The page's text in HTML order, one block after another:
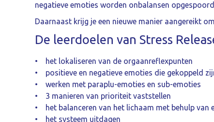
negatieve emoties worden onbalansen
Daarnaast krijg je een nieuwe manier aangereikt
De leerdoelen van Stress
• het lokaliseren van de orgaanreflexpunten
• positieve en negatieve emoties die gekoppeld
• werken met paraplu-emoties en sub-emoties
• 3 manieren van prioriteit vaststellen
• het balanceren van het lichaam met behulp van
• het systeem uitdagen